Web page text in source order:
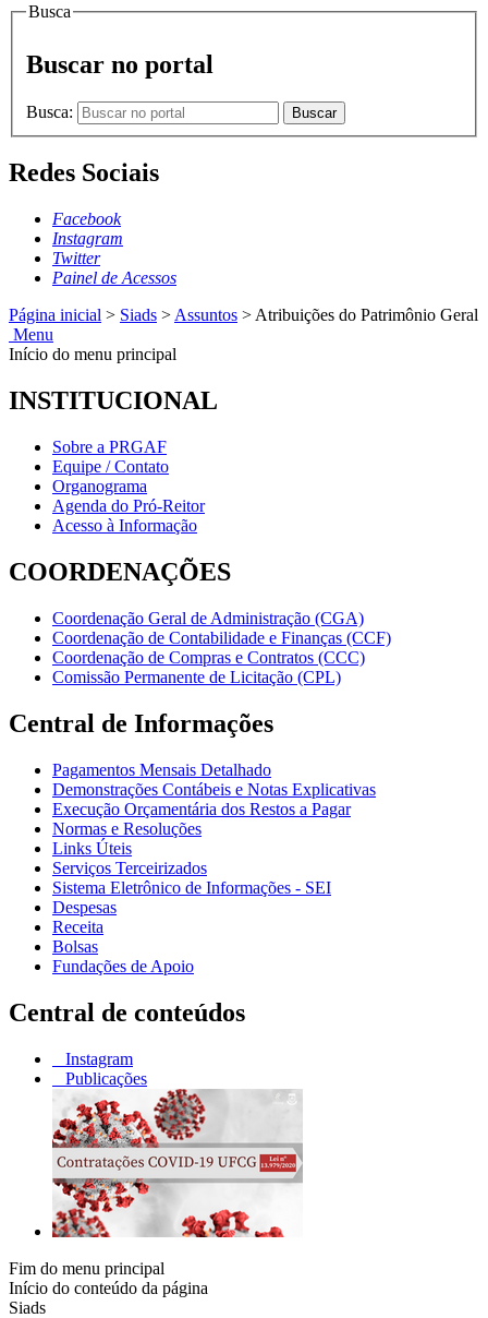
Busca
Buscar no portal
Busca: Buscar
Redes Sociais
Facebook
Instagram
Twitter
Painel de Acessos
Página inicial > Siads > Assuntos > Atribuições do Patrimônio Geral
Menu
Início do menu principal
INSTITUCIONAL
Sobre a PRGAF
Equipe / Contato
Organograma
Agenda do Pró-Reitor
Acesso à Informação
COORDENAÇÕES
Coordenação Geral de Administração (CGA)
Coordenação de Contabilidade e Finanças (CCF)
Coordenação de Compras e Contratos (CCC)
Comissão Permanente de Licitação (CPL)
Central de Informações
Pagamentos Mensais Detalhado
Demonstrações Contábeis e Notas Explicativas
Execução Orçamentária dos Restos a Pagar
Normas e Resoluções
Links Úteis
Serviços Terceirizados
Sistema Eletrônico de Informações - SEI
Despesas
Receita
Bolsas
Fundações de Apoio
Central de conteúdos
Instagram
Publicações
Fim do menu principal
Início do conteúdo da página
Siads